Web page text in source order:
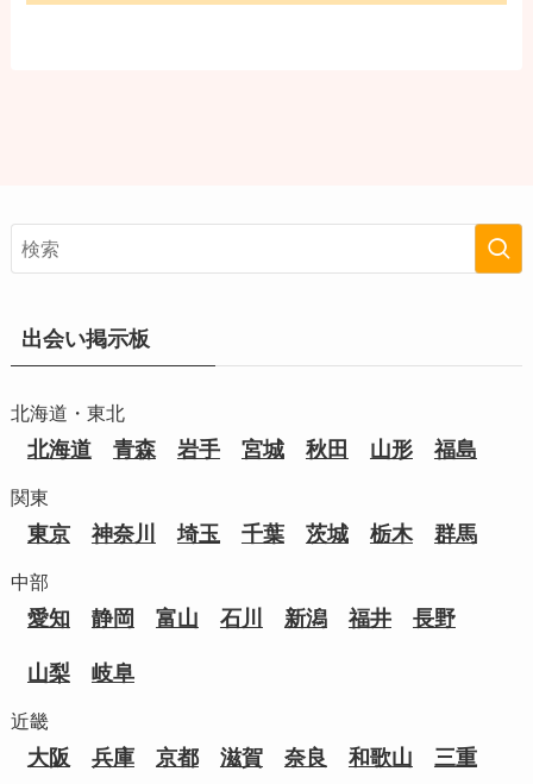
出会い掲示板
北海道・東北
北海道 青森 岩手 宮城 秋田 山形 福島
関東
東京 神奈川 埼玉 千葉 茨城 栃木 群馬
中部
愛知 静岡 富山 石川 新潟 福井 長野
山梨 岐阜
近畿
大阪 兵庫 京都 滋賀 奈良 和歌山 三重